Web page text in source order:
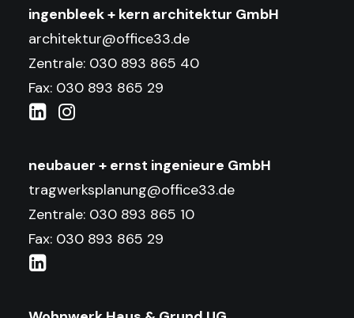
ingenbleek + kern architektur GmbH
architektur@office33.de
Zentrale: 030 893 865 40
Fax: 030 893 865 29
neubauer + ernst ingenieure GmbH
tragwerksplanung@office33.de
Zentrale: 030 893 865 10
Fax: 030 893 865 29